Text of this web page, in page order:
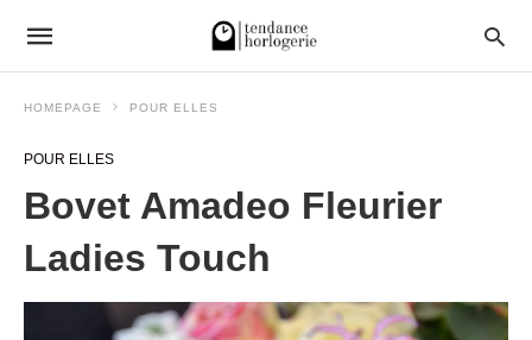
HOMEPAGE POUR ELLES
POUR ELLES
Bovet Amadeo Fleurier
Ladies Touch